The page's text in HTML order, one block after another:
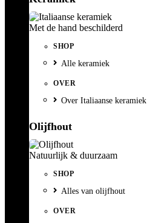
Met de hand beschilderd
SHOP
Alle keramiek
OVER
Over Italiaanse keramiek
Olijfhout
Natuurlijk & duurzaam
SHOP
Alles van olijfhout
OVER